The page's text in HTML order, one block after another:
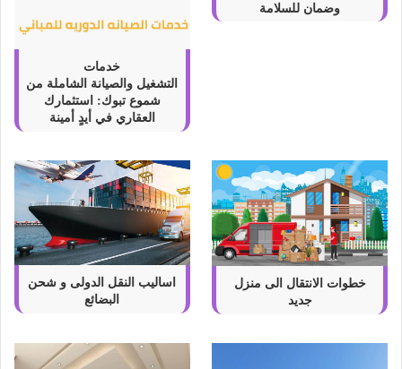
وضمان للسلامة
خدمات
التشغيل والصيانة الشاملة من
شموع تبوك: استثمارك
العقاري في أيدٍ أمينة
خطوات الانتقال الى منزل
جديد
اساليب النقل الدولى و شحن
البضائع